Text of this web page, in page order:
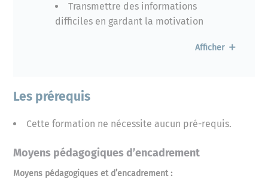
Transmettre des informations
difficiles en gardant la motivation
Prendre des décisions efficaces et
cohérentes
communication
Mettre en oeuvre l'intelligence
Afficher
Les prérequis
Cette formation ne nécessite aucun pré-requis.
Moyens pédagogiques d’encadrement
Moyens pédagogiques et d’encadrement :